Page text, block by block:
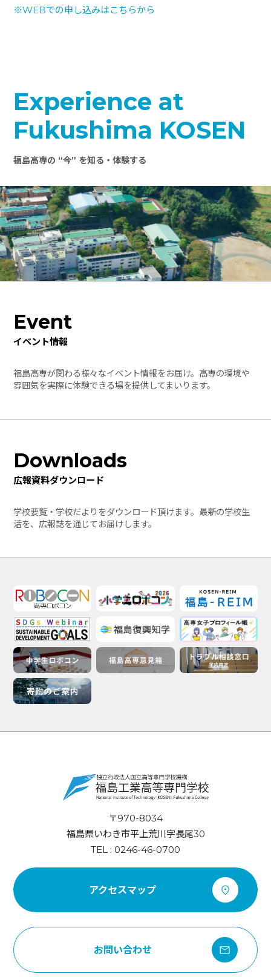
※WEBでの申し込みはこちらから
Experience at
Fukushima KOSEN
福島高専の “今” を知る・体験する
Event
イベント情報
福島高専が関わる様々なイベント情報をお届け。高専の環境や
雰囲気を実際に体験できる場を提供してまいります。
Downloads
広報資料ダウンロード
学校要覧・学校だよりをダウンロード頂けます。最新の学校生
活を、広報誌を通じてお届けします。
〒970-8034
福島県いわき市平上荒川字長尾30
TEL : 0246-46-0700
アクセスマップ
お問い合わせ